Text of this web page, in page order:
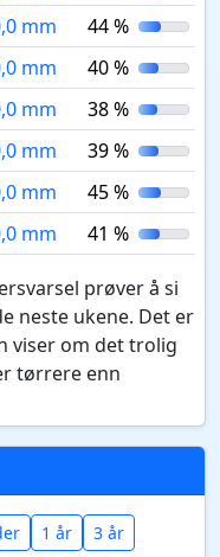
mm
44 %
mm
40 %
mm
38 %
mm
39 %
mm
45 %
mm 41 %
prøver å si
neste ukene. Det er
viser om det trolig
tørrere enn
1 år 3 år